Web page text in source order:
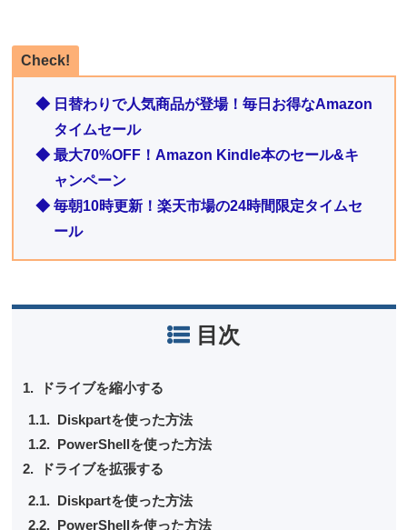
Check!
◆ 日替わりで人気商品が登場！毎日お得なAmazon
タイムセール
◆ 最大70%OFF！Amazon Kindle本のセール&キ
ャンペーン
◆ 毎朝10時更新！楽天市場の24時間限定タイムセ
ール
目次
ドライブを縮小する
Diskpartを使った方法
PowerShellを使った方法
ドライブを拡張する
Diskpartを使った方法
PowerShellを使った方法